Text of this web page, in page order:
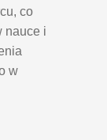
co
nauce i
w